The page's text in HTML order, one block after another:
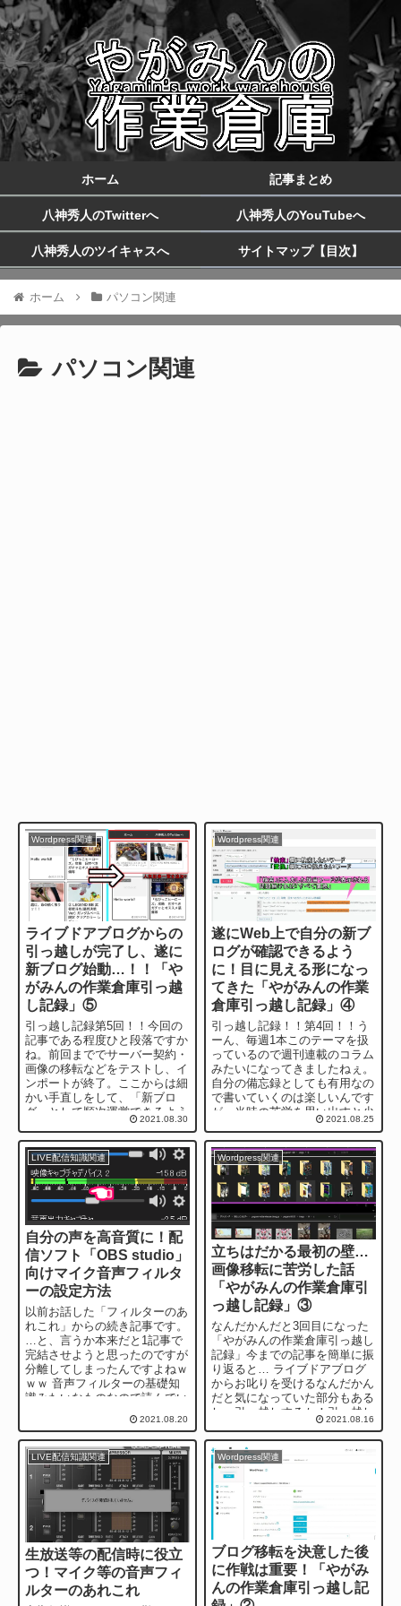
ホーム 記事まとめ
八神秀人のTwitterへ 八神秀人のYouTubeへ
八神秀人のツイキャスへ サイトマップ【目次】
ホーム パソコン関連
パソコン関連
Wordpress関連
ライブドアブログからの
引っ越しが完了し、遂に
新ブログ始動…！！「や
がみんの作業倉庫引っ越
し記録」⑤
引っ越し記録第5回！！今回の
記事である程度ひと段落ですか
ね。前回まででサーバー契約・
画像の移転などをテストし、イ
ンポートが終了。ここからは細
かい手直しをして、「新ブロ
グ」として順次運営できるよう
にするまでのお話です。 前回
の記事はこ...
2021.08.30
Wordpress関連
遂にWeb上で自分の新ブ
ログが確認できるよう
に！目に見える形になっ
てきた「やがみんの作業
倉庫引っ越し記録」④
引っ越し記録！！第4回！！う
ーん、毎週1本このテーマを扱
っているので週刊連載のコラム
みたいになってきましたねぇ。
自分の備忘録としても有用なの
で書いていくのは楽しいんです
が、当時の苦労を思い出すと少
し胃が痛くなりますｗさぁ！そ
んな僕...
2021.08.25
LIVE配信知識関連
自分の声を高音質に！配
信ソフト「OBS studio」
向けマイク音声フィルタ
ーの設定方法
以前お話した「フィルターのあ
れこれ」からの続き記事です。
…と、言うか本来だと1記事で
完結させようと思ったのですが
分離してしまったんですよねｗ
ｗｗ 音声フィルターの基礎知
識みたいなものなので読んでい
ただけると今回の説明がわかり
2021.08.20
Wordpress関連
立ちはだかる最初の壁…
画像移転に苦労した話
「やがみんの作業倉庫引
っ越し記録」③
なんだかんだと3回目になった
「やがみんの作業倉庫引っ越し
記録」今までの記事を簡単に振
り返ると… ライブドアブログ
からお叱りを受けるなんだかん
だと気になっていた部分もある
し、引っ越しするか！引っ越し
するのは勢いで決めていいけ
ど、引っ越...
2021.08.16
LIVE配信知識関連
生放送等の配信時に役立
つ！マイク等の音声フィ
ルターのあれこれ
Wordpress関連
ブログ移転を決意した後
に作戦は重要！「やがみ
んの作業倉庫引っ越し記